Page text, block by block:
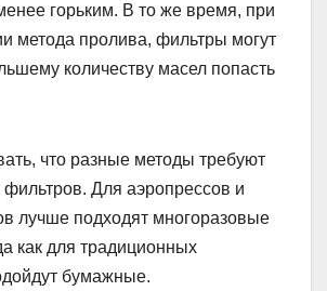
горьким. В то же время, при
метода пролива, фильтры могут
количеству масел попасть
что разные методы требуют
фильтров. Для аэропрессов и
лучше подходят многоразовые
как для традиционных
бумажные.